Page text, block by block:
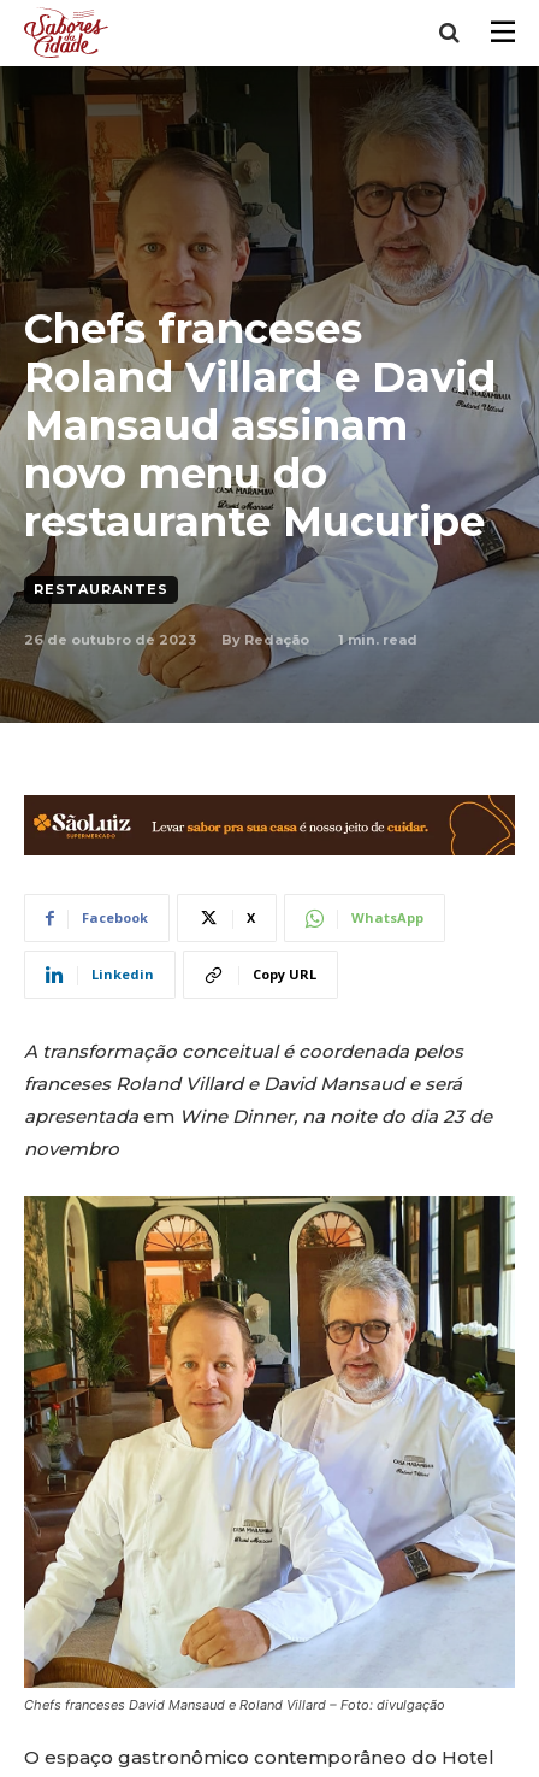
Chefs franceses
Roland Villard e David
Mansaud assinam
novo menu do
restaurante Mucuripe
RESTAURANTES
26 de outubro de 2023 By Redação 1min. read
Facebook X WhatsApp
Linkedin Copy URL
A transformação conceitual é coordenada pelos
franceses Roland Villard e David Mansaud e será
apresentada em Wine Dinner, na noite do dia 23 de
novembro
Chefs franceses David Mansaud e Roland Villard – Foto: divulgação
O espaço gastronômico contemporâneo do Hotel